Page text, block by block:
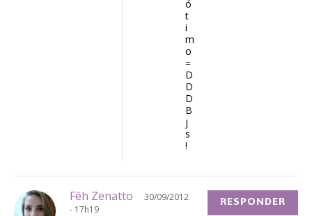
ó
t
i
m
o
=
D
D
D
B
j
s
!
Fêh Zenatto
30/09/2012
- 17h19
RESPONDER